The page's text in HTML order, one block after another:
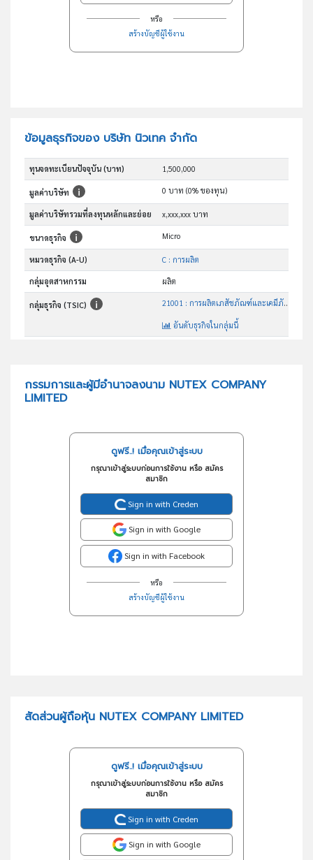
หรือ
สร้างบัญชีผู้ใช้งาน
ข้อมูลธุรกิจของ บริษัท นิวเทค จำกัด
ทุนจดทะเบียนปัจจุบัน (บาท) 1,500,000
มูลค่าบริษัท 0 บาท (0% ของทุน)
มูลค่าบริษัทรวมที่ลงทุนหลักและย่อย x,xxx,xxx บาท
ขนาดธุรกิจ Micro
หมวดธุรกิจ (A-U) C : การผลิต
กลุ่มอุตสาหกรรม ผลิต
กลุ่มธุรกิจ (TSIC) 21001 : การผลิตเภสัชภัณฑ์และเคมีภัณฑ์ที่ใช้รักษาโรค
อันดับธุรกิจในกลุ่มนี้
กรรมการและผู้มีอำนาจลงนาม NUTEX COMPANY
LIMITED
ดูฟรี..! เมื่อคุณเข้าสู่ระบบ
กรุณาเข้าสู่ระบบก่อนการใช้งาน หรือ สมัคร
สมาชิก
Sign in with Creden
Sign in with Google
Sign in with Facebook
หรือ
สร้างบัญชีผู้ใช้งาน
สัดส่วนผู้ถือหุ้น NUTEX COMPANY LIMITED
ดูฟรี..! เมื่อคุณเข้าสู่ระบบ
กรุณาเข้าสู่ระบบก่อนการใช้งาน หรือ สมัคร
สมาชิก
Sign in with Creden
Sign in with Google